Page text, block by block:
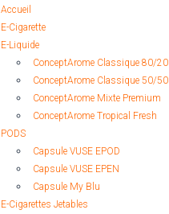
Accueil
E-Cigarette
E-Liquide
ConceptArome Classique 80/20
ConceptArome Classique 50/50
ConceptArome Mixte Premium
ConceptArome Tropical Fresh
PODS
Capsule VUSE EPOD
Capsule VUSE EPEN
Capsule My Blu
E-Cigarettes Jetables